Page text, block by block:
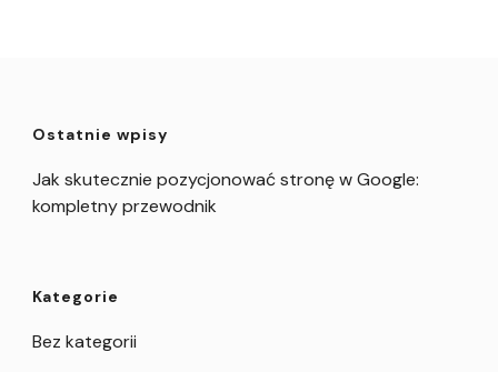
Ostatnie wpisy
Jak skutecznie pozycjonować stronę w Google:
kompletny przewodnik
Kategorie
Bez kategorii